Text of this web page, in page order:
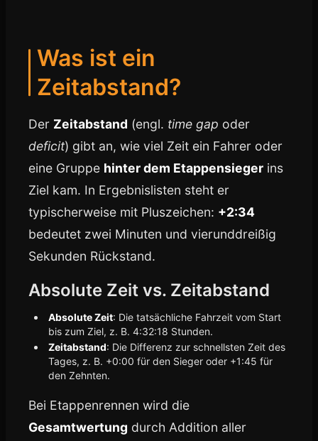
Was ist ein
Zeitabstand?
Der Zeitabstand (engl. time gap oder
deficit) gibt an, wie viel Zeit ein Fahrer oder
eine Gruppe hinter dem Etappensieger ins
Ziel kam. In Ergebnislisten steht er
typischerweise mit Pluszeichen: +2:34
bedeutet zwei Minuten und vierunddreißig
Sekunden Rückstand.
Absolute Zeit vs. Zeitabstand
Absolute Zeit: Die tatsächliche Fahrzeit vom Start
bis zum Ziel, z. B. 4:32:18 Stunden.
Zeitabstand: Die Differenz zur schnellsten Zeit des
Tages, z. B. +0:00 für den Sieger oder +1:45 für
den Zehnten.
Bei Etappenrennen wird die
Gesamtwertung durch Addition aller